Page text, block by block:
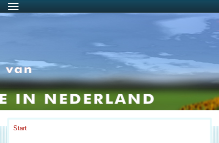
Menu
Start